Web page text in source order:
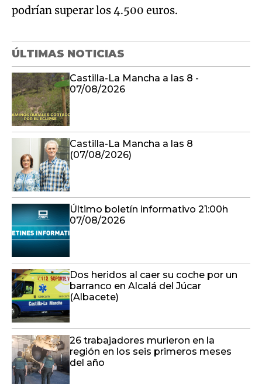
podrían superar los 4.500 euros.
ÚLTIMAS NOTICIAS
Castilla-La Mancha a las 8 -
07/08/2026
Castilla-La Mancha a las 8
(07/08/2026)
Último boletín informativo 21:00h
07/08/2026
Dos heridos al caer su coche por un
barranco en Alcalá del Júcar
(Albacete)
26 trabajadores murieron en la
región en los seis primeros meses
del año